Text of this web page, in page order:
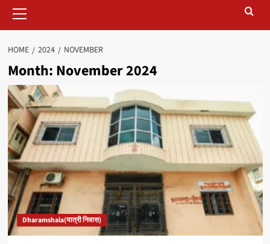
Menu
HOME 2024 NOVEMBER
Month: November 2024
Dharamshala(यात्री निवास)